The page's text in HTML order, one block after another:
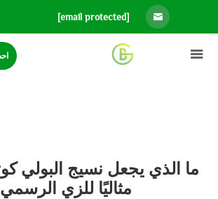
[email protected]
ما الذي يجعل نسيج البولي
مثاليًا للزي